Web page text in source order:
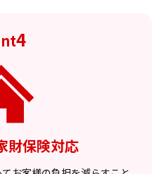
4
財保険対応